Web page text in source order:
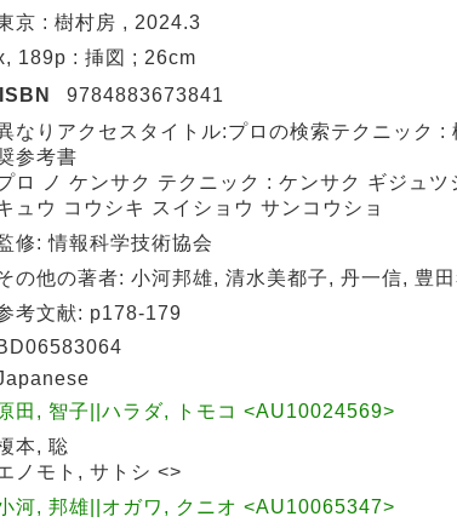
京 : 樹村房 , 2024.3
189p : 挿図 ; 26cm
ISBN
9784883673841
なりアクセスタイトル:プロの検索テクニック :
参考書
ロ ノ ケンサク テクニック : ケンサク ギジュ
ュウ コウシキ スイショウ サンコウショ
修: 情報科学技術協会
の他の著者: 小河邦雄, 清水美都子, 丹一信, 豊
考文献: p178-179
田, 智子||ハラダ, トモコ <AU10024569>
本, 聡
ノモト, サトシ <>
河, 邦雄||オガワ, クニオ <AU10065347>